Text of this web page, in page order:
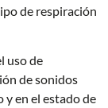
de respiración
uso de
de sonidos
en el estado de